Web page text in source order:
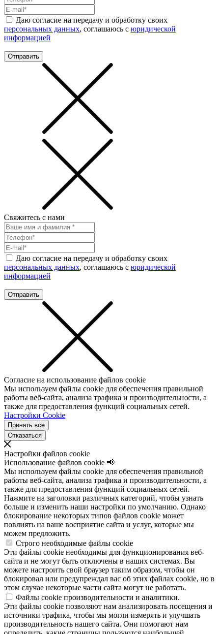
Даю согласие на передачу и обработку своих
персональных данных, соглашаюсь с юридической
информацией
Отправить
Свяжитесь с нами
Даю согласие на передачу и обработку своих
персональных данных, соглашаюсь с юридической
информацией
Отправить
Согласие на использование файлов cookie
Мы используем файлы cookie для обеспечения правильной
работы веб-сайта, анализа трафика и производительности, а
также для предоставления функций социальных сетей.
Настройки Cookie
Принять все
Отказаться
Настройки файлов cookie
Использование файлов cookie 📢
Мы используем файлы cookie для обеспечения правильной
работы веб-сайта, анализа трафика и производительности, а
также для предоставления функций социальных сетей.
Нажмите на заголовки различных категорий, чтобы узнать
больше и изменить наши настройки по умолчанию. Однако
блокирование некоторых типов файлов cookie может
повлиять на ваше восприятие сайта и услуг, которые мы
можем предложить.
Строго необходимые файлы cookie
Эти файлы cookie необходимы для функционирования веб-
сайта и не могут быть отключены в наших системах. Вы
можете настроить свой браузер таким образом, чтобы он
блокировал или предупреждал вас об этих файлах cookie, но в
этом случае некоторые части сайта могут не работать.
Файлы cookie производительности и аналитики.
Эти файлы cookie позволяют нам анализировать посещения и
источники трафика, чтобы мы могли измерять и улучшать
производительность нашего сайта. Они помогают нам